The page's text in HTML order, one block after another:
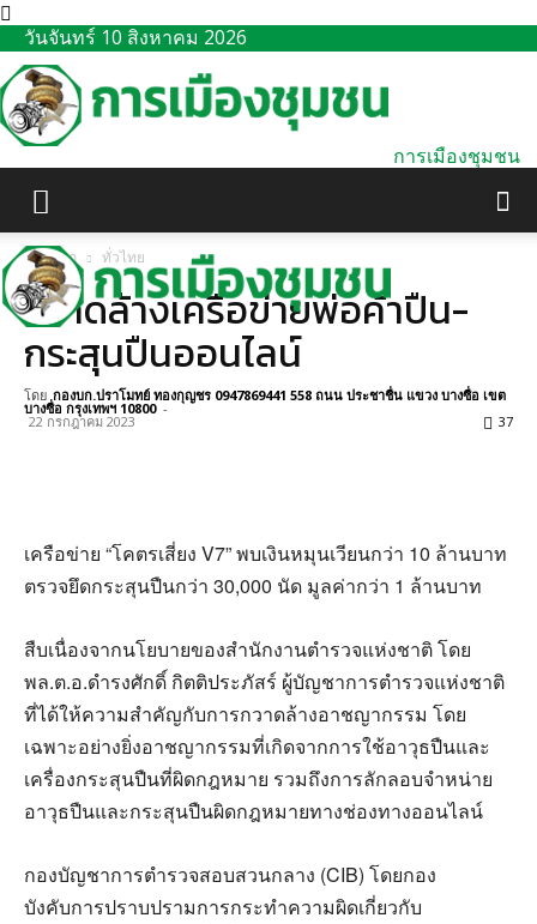
วันจันทร์ 10 สิงหาคม 2026
การเมืองชุมชน
หน้าแรก ทั่วไทย
กวาดล้างเครือข่ายพ่อค้าปืน-
กระสุนปืนออนไลน์
โดย กองบก.ปราโมทย์ ทองกุญชร 0947869441 558 ถนน ประชาชื่น แขวง บางซื่อ เขต
บางซื่อ กรุงเทพฯ 10800 -
22 กรกฎาคม 2023 37
เครือข่าย “โคตรเสี่ยง V7” พบเงินหมุนเวียนกว่า 10 ล้านบาท
ตรวจยึดกระสุนปืนกว่า 30,000 นัด มูลค่ากว่า 1 ล้านบาท
สืบเนื่องจากนโยบายของสำนักงานตำรวจแห่งชาติ โดย
พล.ต.อ.ดำรงศักดิ์ กิตติประภัสร์ ผู้บัญชาการตำรวจแห่งชาติ
ที่ได้ให้ความสำคัญกับการกวาดล้างอาชญากรรม โดย
เฉพาะอย่างยิ่งอาชญากรรมที่เกิดจากการใช้อาวุธปืนและ
เครื่องกระสุนปืนที่ผิดกฎหมาย รวมถึงการลักลอบจำหน่าย
อาวุธปืนและกระสุนปืนผิดกฎหมายทางช่องทางออนไลน์
กองบัญชาการตำรวจสอบสวนกลาง (CIB) โดยกอง
บังคับการปราบปรามการกระทำความผิดเกี่ยวกับ